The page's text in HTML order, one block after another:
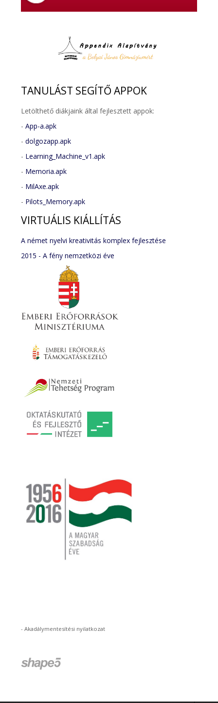
TANULÁST SEGÍTŐ APPOK
Letölthető diákjaink által fejlesztett appok:
-App-a.apk
-dolgozapp.apk
- Learning_Machine_v1.apk
- Memoria.apk
- MilAxe.apk
- Pilots_Memory.apk
VIRTUÁLIS KIÁLLÍTÁS
A német nyelvi kreativitás komplex fejlesztése
2015 - A fény nemzetközi éve
-Akadálymentesítési nyilatkozat